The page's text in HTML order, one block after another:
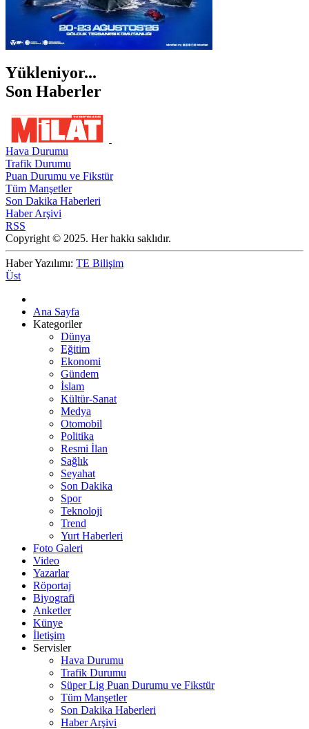
Yükleniyor...
Son Haberler
Hava Durumu
Trafik Durumu
Puan Durumu ve Fikstür
Tüm Manşetler
Son Dakika Haberleri
Haber Arşivi
RSS
Copyright © 2025. Her hakkı saklıdır.
Haber Yazılımı: TE Bilişim
Üst
Ana Sayfa
Kategoriler
Dünya
Eğitim
Ekonomi
Gündem
İslam
Kültür-Sanat
Medya
Otomobil
Politika
Resmi İlan
Sağlık
Seyahat
Son Dakika
Spor
Teknoloji
Trend
Yurt Haberleri
Foto Galeri
Video
Yazarlar
Röportaj
Biyografi
Anketler
Künye
İletişim
Servisler
Hava Durumu
Trafik Durumu
Süper Lig Puan Durumu ve Fikstür
Tüm Manşetler
Son Dakika Haberleri
Haber Arşivi